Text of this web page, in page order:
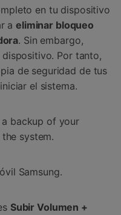
en tu dispositivo
aeliminar bloqueo
. Sin embargo,
Por tanto,
de seguridad de tus
el sistema.
a backup of your
system.
Samsung.
Subir Volumen +